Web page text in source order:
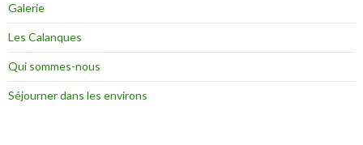
Galerie
Les Calanques
Qui sommes-nous
Séjourner dans les environs